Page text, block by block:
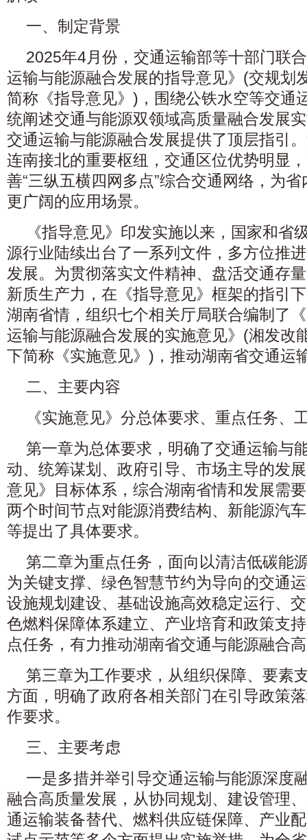
一、制定背景
2025年4月份，交通运输部等十部门联
运输与能源融合发展的指导意见》(交规划
简称《指导意见》)，围绕公铁水空等交通
统阐述交通与能源双领域高质量融合发展
交通运输与能源融合发展提供了顶层指引
连南接北的重要枢纽，交通区位优势明显
善“三纵五横四网多点”综合交通网络，为
更广阔的应用场景。
《指导意见》印发实施以来，国家和省
源行业陆续出台了一系列文件，多方位推
发展。为贯彻落实文件精神、盘活交通存
新质生产力，在《指导意见》框架的指引
湖南省情，组织七个相关厅局联合编制了
运输与能源融合发展的实施意见》(湘发改
下简称《实施意见》)，推动湖南省交通运
二、主要内容
《实施意见》分总体要求、重点任务、
第一章为总体要求，明确了交通运输与
动、统筹谋划、政府引导、市场主导的发
意见》目标体系，综合湖南省情和发展需
两个时间节点对能源消费结构、新能源汽
等提出了具体要求。
第二章为重点任务，面向以清洁低碳能
为关键支撑、绿色智慧节约为导向的交通
设施规划建设、基础设施高效稳定运行、
色燃料保障体系建立、产业培育和政策支
点任务，有力推动湖南省交通与能源融合
第三章为工作要求，从组织保障、要素
方面，明确了政府各相关部门在引导政策
作要求。
三、主要考虑
一是多措并举引导交通运输与能源深度
融合高质量发展，从协同规划、建设管理
通运输装备替代、燃料供应链保障、产业